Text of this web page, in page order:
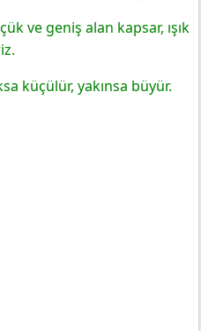
ve geniş alan kapsar, ışık
küçülür, yakınsa büyür.